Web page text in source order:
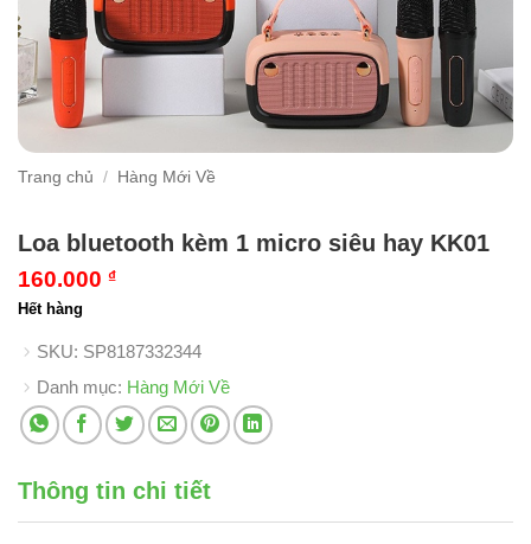
Trang chủ / Hàng Mới Về
Loa bluetooth kèm 1 micro siêu hay KK01
160.000 ₫
Hết hàng
SKU: SP8187332344
Danh mục: Hàng Mới Về
Thông tin chi tiết